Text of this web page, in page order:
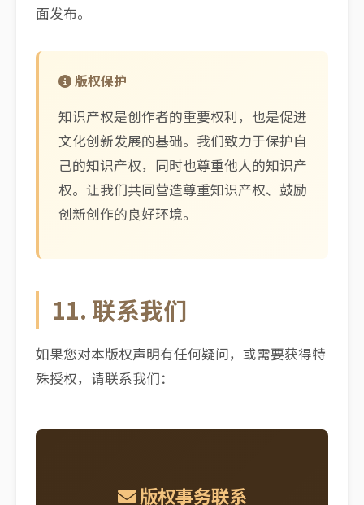
面发布。
版权保护
知识产权是创作者的重要权利，也是促进
文化创新发展的基础。我们致力于保护自
己的知识产权，同时也尊重他人的知识产
权。让我们共同营造尊重知识产权、鼓励
创新创作的良好环境。
11. 联系我们
如果您对本版权声明有任何疑问，或需要获得特
殊授权，请联系我们：
版权事务联系